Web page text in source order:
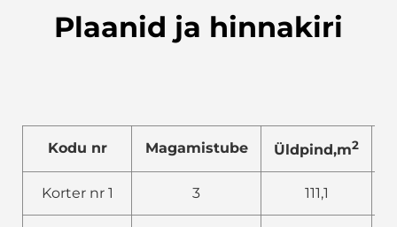
Plaanid ja hinnakiri
Kodu nr Magamistube Üldpind,m2
Korter nr 1 3 111,1